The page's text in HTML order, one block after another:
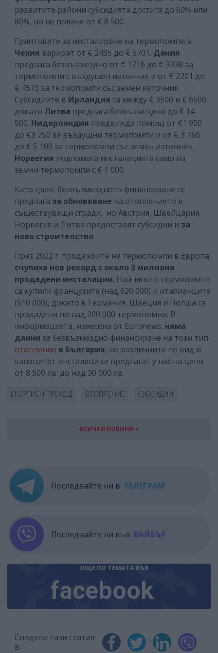
развитите райони субсидията достига до 60% или
80%, но не повече от € 8 500.
Грантовете за инсталиране на термопомпи в
Чехия варират от € 2435 до € 5701. Дания
предлага безвъзмездно от € 1716 до € 3338 за
термопомпи с въздушен източник и от € 2201 до
€ 4573 за термопомпи със земен източник.
Субсидиите в Ирландия са между € 3500 и € 6500,
докато Литва предлага безвъзмездно до € 14
500. Нидерландия предвижда помощ от €1 950
до €3 750 за въздушни термопомпи и от € 3 750
до € 5 100 за термопомпи със земен източник.
Норвегия подпомага инсталацията само на
земни термопомпи с € 1 000.
Като цяло, безвъзмездното финансиране се
предлага за обновяване на отоплението в
съществуващи сгради, но Австрия, Швейцария,
Норвегия и Литва предоставят субсидии и за
ново строителство.
През 2022 г. продажбите на термопомпи в Европа
счупиха нов рекорд с около 3 милиона
продадени инсталации. Най-много термопомпи
са купили французите (над 620 000) и италианците
(510 000), докато в Германия, Швеция и Полша са
продадени по над 200 000 термопомпи. В
информацията, изнесена от Euronews, няма
данни за безвъзмездно финансиране на този тип
отопление в България, но различните по вид и
капацитет инсталаци се предлагат у нас на цени
от 8 500 лв. до над 30 000 лв.
ЕНЕРГИЕН ПРЕХОД ОТОПЛЕНИЕ СУБСИДИИ
ВСИЧКИ НОВИНИ »
Последвайте ни в ТЕЛЕГРАМ
Последвайте ни във ВАЙБЪР
ОЩЕ ПО ТЕМАТА ВЪВ
facebook
Сподели тази статия
в: